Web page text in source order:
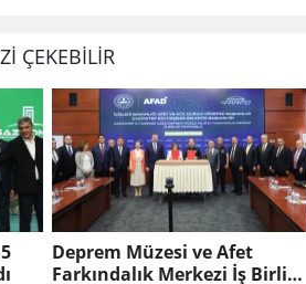
ÇEKEBİLİR
Deprem Müzesi ve Afet
Farkındalık Merkezi İş Birliği